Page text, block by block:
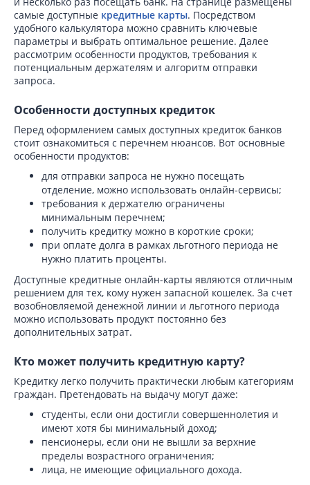
самые доступные кредитные карты. Посредством
удобного калькулятора можно сравнить ключевые
параметры и выбрать оптимальное решение. Далее
рассмотрим особенности продуктов, требования к
потенциальным держателям и алгоритм отправки
запроса.
Особенности доступных кредиток
Перед оформлением самых доступных кредиток банков
стоит ознакомиться с перечнем нюансов. Вот основные
особенности продуктов:
для отправки запроса не нужно посещать
отделение, можно использовать онлайн-сервисы;
требования к держателю ограничены
минимальным перечнем;
получить кредитку можно в короткие сроки;
при оплате долга в рамках льготного периода не
нужно платить проценты.
Доступные кредитные онлайн-карты являются отличным
решением для тех, кому нужен запасной кошелек. За счет
возобновляемой денежной линии и льготного периода
можно использовать продукт постоянно без
дополнительных затрат.
Кто может получить кредитную карту?
Кредитку легко получить практически любым категориям
граждан. Претендовать на выдачу могут даже:
студенты, если они достигли совершеннолетия и
имеют хотя бы минимальный доход;
пенсионеры, если они не вышли за верхние
пределы возрастного ограничения;
лица, не имеющие официального дохода.